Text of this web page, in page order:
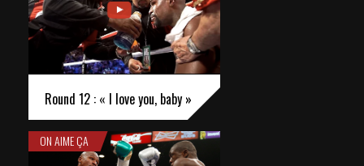
Round 12 : « I love you, baby »
ON AIME ÇA